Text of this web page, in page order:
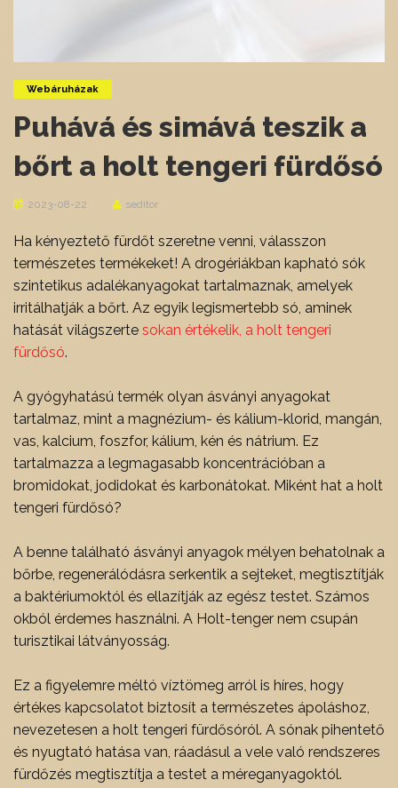
Webáruházak
Puhává és simává teszik a
bőrt a holt tengeri fürdősó
2023-08-22 seditor
Ha kényeztető fürdőt szeretne venni, válasszon
természetes termékeket! A drogériákban kapható sók
szintetikus adalékanyagokat tartalmaznak, amelyek
irritálhatják a bőrt. Az egyik legismertebb só, aminek
hatását világszerte sokan értékelik, a holt tengeri
fürdősó.
A gyógyhatású termék olyan ásványi anyagokat
tartalmaz, mint a magnézium- és kálium-klorid, mangán,
vas, kalcium, foszfor, kálium, kén és nátrium. Ez
tartalmazza a legmagasabb koncentrációban a
bromidokat, jodidokat és karbonátokat. Miként hat a holt
tengeri fürdősó?
A benne található ásványi anyagok mélyen behatolnak a
bőrbe, regenerálódásra serkentik a sejteket, megtisztítják
a baktériumoktól és ellazítják az egész testet. Számos
okból érdemes használni. A Holt-tenger nem csupán
turisztikai látványosság.
Ez a figyelemre méltó víztömeg arról is híres, hogy
értékes kapcsolatot biztosít a természetes ápoláshoz,
nevezetesen a holt tengeri fürdősóról. A sónak pihentető
és nyugtató hatása van, ráadásul a vele való rendszeres
fürdőzés megtisztítja a testet a méreganyagoktól.